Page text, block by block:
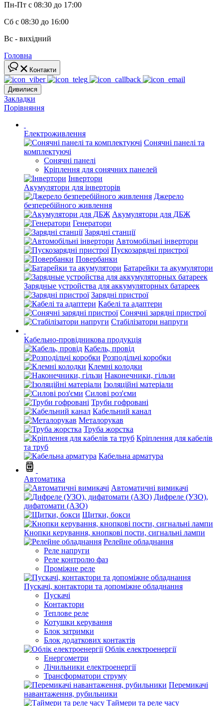
Пн-Пт с 08:30 до 17:00
Сб с 08:30 до 16:00
Вс - вихідний
Головна
Контакти
Дивилися
Закладки
Порівняння
Електроживлення
Сонячні панелі та
комплектуючі
Сонячні панелі
Кріплення для сонячних панелей
Інвертори
Акумулятори для інверторів
Джерело
безперебійного живлення
Акумулятори для ДБЖ
Генератори
Зарядні станції
Автомобільні інвертори
Пускозарядні пристрої
Повербанки
Батарейки та акумулятори
Зарядные устройства для аккумуляторных батареек
Зарядні пристрої
Кабелі та адаптери
Сонячні зарядні пристрої
Стабілізатори напруги
Кабельно-провідникова продукція
Кабель, провід
Розподільчі коробки
Клемні колодки
Наконечники, гільзи
Ізоляційні матеріали
Силові роз'єми
Труби гофровані
Кабельний канал
Металорукав
Труба жорстка
Кріплення для кабелів
та труб
Кабельна арматура
Автоматика
Автоматичні вимикачі
Дифреле (УЗО),
дифатомати (АЗО)
Щитки, бокси
Кнопки керування, кнопкові пости, сигнальні лампи
Релейне обладнання
Реле напруги
Реле контролю фаз
Проміжне реле
Пускачі, контактори та допоміжне обладнання
Пускачі
Контактори
Теплове реле
Котушки керування
Блок затримки
Блок додаткових контактів
Облік електроенергії
Енергометри
Лічильники електроенергії
Трансформатори струму
Перемикачі
навантаження, рубильники
Таймери та реле часу